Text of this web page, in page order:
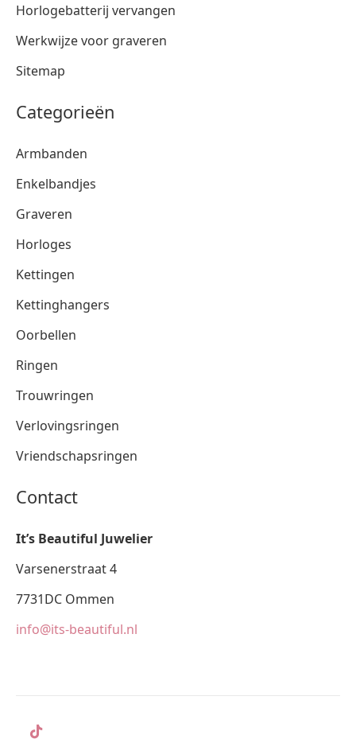
Horlogebatterij vervangen
Werkwijze voor graveren
Sitemap
Categorieën
Armbanden
Enkelbandjes
Graveren
Horloges
Kettingen
Kettinghangers
Oorbellen
Ringen
Trouwringen
Verlovingsringen
Vriendschapsringen
Contact
It’s Beautiful Juwelier
Varsenerstraat 4
7731DC Ommen
info@its-beautiful.nl